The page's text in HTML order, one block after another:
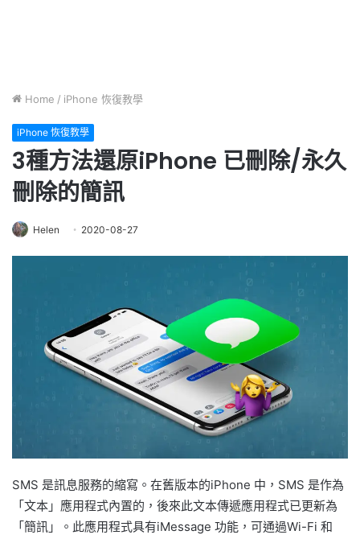
Home / iPhone 恢復教學
iPhone 恢復教學
3種方法還原iPhone 已刪除/永久
刪除的簡訊
Helen 2020-08-27
SMS 是訊息服務的縮寫。在舊版本的iPhone 中，SMS 是作為
「文本」應用程式內置的，後來此文本傳遞應用程式已更新為
「簡訊」。此應用程式具有iMessage 功能，可通過Wi-Fi 和